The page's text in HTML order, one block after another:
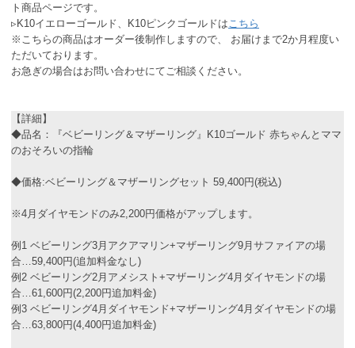
ト商品ページです。
▹K10イエローゴールド、K10ピンクゴールドは こちら
※こちらの商品はオーダー後制作しますので、 お届けまで2か月程度い
ただいております。
お急ぎの場合はお問い合わせにてご相談ください。
【詳細】
◆品名：『ベビーリング＆マザーリング』K10ゴールド 赤ちゃんとママ
のおそろいの指輪
◆価格:ベビーリング＆マザーリングセット 59,400円(税込)
※4月ダイヤモンドのみ2,200円価格がアップします。
例1 ベビーリング3月アクアマリン+マザーリング9月サファイアの場
合…59,400円(追加料金なし)
例2 ベビーリング2月アメシスト+マザーリング4月ダイヤモンドの場
合…61,600円(2,200円追加料金)
例3 ベビーリング4月ダイヤモンド+マザーリング4月ダイヤモンドの場
合…63,800円(4,400円追加料金)